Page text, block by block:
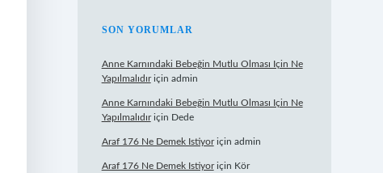
SON YORUMLAR
Anne Karnındaki Bebeğin Mutlu Olması Için Ne
Yapılmalıdıriçin admin
Anne Karnındaki Bebeğin Mutlu Olması Için Ne
Yapılmalıdıriçin Dede
Araf 176 Ne Demek Istiyoriçin admin
Araf 176 Ne Demek Istiyoriçin Kör